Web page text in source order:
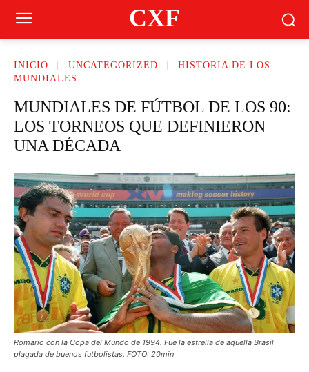
CXF
INICIO UNCATEGORIZED
HISTORIA DE LOS
MUNDIALES
MUNDIALES DE FÚTBOL DE LOS 90:
LOS TORNEOS QUE DEFINIERON
UNA DÉCADA
Romario con la Copa del Mundo de 1994. Fue la estrella de aquella Brasil
plagada de buenos futbolistas. FOTO: 20min